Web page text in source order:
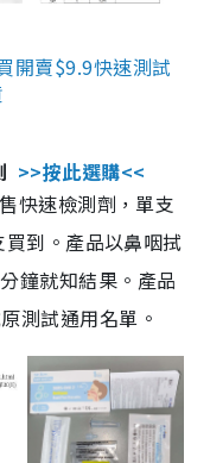
開賣$9.9快速測試
>>按此選購<<
快速檢測劑，單支
到。產品以鼻咽拭
鐘就知結果。產品
測試通用名單。